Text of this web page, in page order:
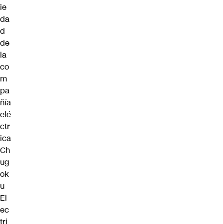
ie
da
d
de
la
co
m
pa
ñía
elé
ctr
ica
Ch
ug
ok
u
El
ec
tri